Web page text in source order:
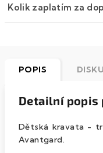
Kolik zaplatím za
POPIS
Detailní popis
Dětská kravata -
Avantgard.